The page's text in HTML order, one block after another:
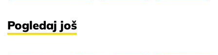
Pogledaj još